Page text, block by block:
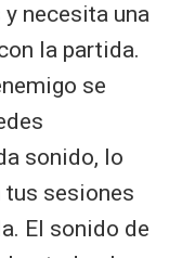
necesita una
la partida.
se
sonido, lo
tus sesiones
El sonido de